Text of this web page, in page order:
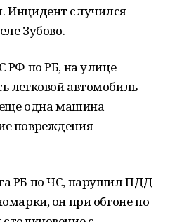
Инцидент случился
Зубово.
РФ по РБ, на улице
легковой автомобиль
еще одна машина
повреждения –
РБ по ЧС, нарушил ПДД
он при обгоне по